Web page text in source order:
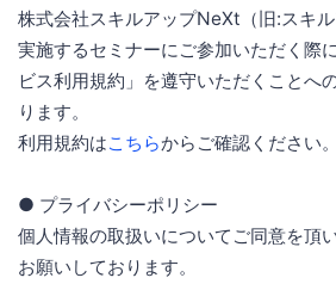
株式会社スキルアップNeXt（旧:スキ
実施するセミナーにご参加いただく際
ビス利用規約」を遵守いただくことへ
ります。
利用規約はこちらからご確認ください。
● プライバシーポリシー
個人情報の取扱いについてご同意を頂
お願いしております。